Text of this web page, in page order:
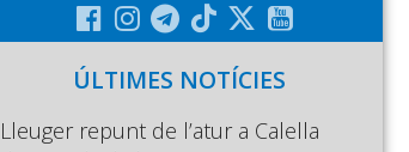
ÚLTIMES NOTÍCIES
Lleuger repunt de l’atur a Calella